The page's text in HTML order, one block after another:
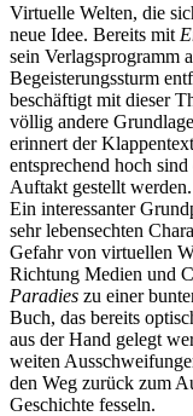
Virtuelle Welten, die
neue Idee. Bereits mit
sein Verlagsprogramm
Begeisterungssturm
beschäftigt mit dieser
völlig andere
erinnert der
entsprechend hoch
Auftakt gestellt
Ein interessanter
sehr lebensechten
Gefahr von virtuellen
Richtung Medien und
Paradies zu einer
Buch, das bereits
aus der Hand gelegt
weiten
den Weg zurück zum
Geschichte fesseln.